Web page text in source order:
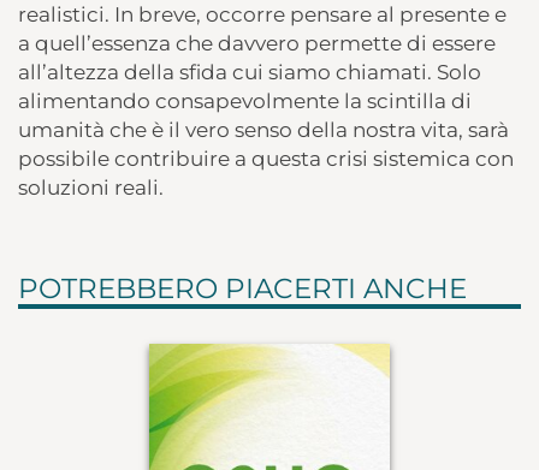
realistici. In breve, occorre pensare al presente e
a quell’essenza che davvero permette di essere
all’altezza della sfida cui siamo chiamati. Solo
alimentando consapevolmente la scintilla di
umanità che è il vero senso della nostra vita, sarà
possibile contribuire a questa crisi sistemica con
soluzioni reali.
POTREBBERO PIACERTI ANCHE